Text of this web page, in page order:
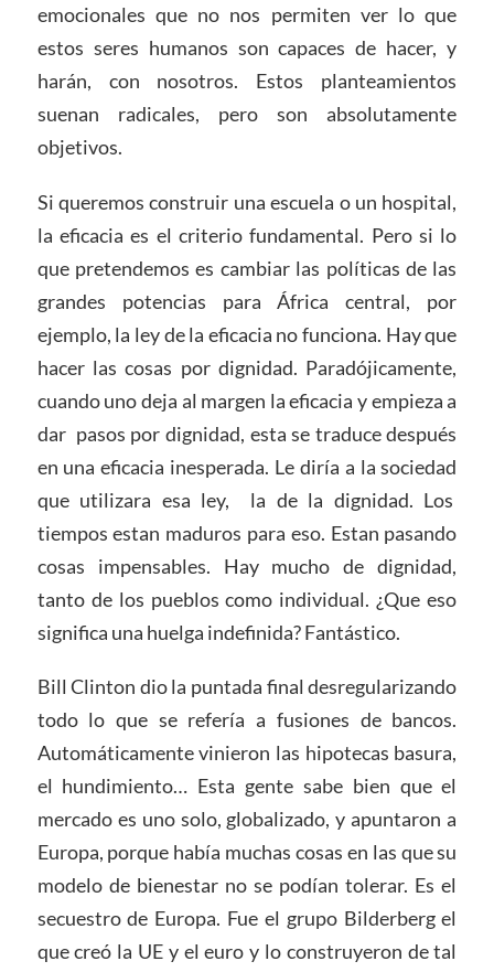
emocionales que no nos permiten ver lo que
estos seres humanos son capaces de hacer, y
harán, con nosotros. Estos planteamientos
suenan radicales, pero son absolutamente
objetivos.
Si queremos construir una escuela o un hospital,
la eficacia es el criterio fundamental. Pero si lo
que pretendemos es cambiar las políticas de las
grandes potencias para África central, por
ejemplo, la ley de la eficacia no funciona. Hay que
hacer las cosas por dignidad. Paradójicamente,
cuando uno deja al margen la eficacia y empieza a
dar pasos por dignidad, esta se traduce después
en una eficacia inesperada. Le diría a la sociedad
que utilizara esa ley, la de la dignidad. Los
tiempos estan maduros para eso. Estan pasando
cosas impensables. Hay mucho de dignidad,
tanto de los pueblos como individual. ¿Que eso
significa una huelga indefinida? Fantástico.
Bill Clinton dio la puntada final desregularizando
todo lo que se refería a fusiones de bancos.
Automáticamente vinieron las hipotecas basura,
el hundimiento… Esta gente sabe bien que el
mercado es uno solo, globalizado, y apuntaron a
Europa, porque había muchas cosas en las que su
modelo de bienestar no se podían tolerar. Es el
secuestro de Europa. Fue el grupo Bilderberg el
que creó la UE y el euro y lo construyeron de tal